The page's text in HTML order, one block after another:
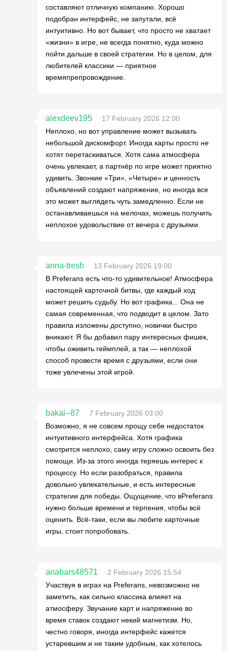
составляют отличную компанию. Хорошо
подобран интерфейс, не запутали, всё
интуитивно. Но вот бывает, что просто не хватает
«жизни» в игре, не всегда понятно, куда можно
пойти дальше в своей стратегии. Но в целом, для
любителей классики — приятное
времяпрепровождение.
alexdeev195
17 February 2026 12:00
Неплохо, но вот управление может вызывать
небольшой дискомфорт. Иногда карты просто не
хотят перетаскиваться. Хотя сама атмосфера
очень увлекает, а партнёр по игре может приятно
удивить. Звонкие «Три», «Четыре» и ценность
объявлений создают напряжение, но иногда все
это может выглядеть чуть замедленно. Если не
останавливаешься на мелочах, можешь получить
неплохое удовольствие от вечера с друзьями.
anna-tresh
13 February 2026 19:00
В Preferans есть что-то удивительное! Атмосфера
настоящей карточной битвы, где каждый ход
может решить судьбу. Но вот графика... Она не
самая современная, что подводит в целом. Зато
правила изложены доступно, новички быстро
вникают. Я бы добавил пару интересных фишек,
чтобы оживить геймплей, а так — неплохой
способ провести время с друзьями, если они
тоже увлечены этой игрой.
bakai--87
7 February 2026 03:00
Возможно, я не совсем прощу себе недостаток
интуитивного интерфейса. Хотя графика
смотрится неплохо, саму игру сложно освоить без
помощи. Из-за этого иногда теряешь интерес к
процессу. Но если разобраться, правила
довольно увлекательные, и есть интересные
стратегии для победы. Ощущение, что вPreferans
нужно больше времени и терпения, чтобы всё
оценить. Всё-таки, если вы любите карточные
игры, стоит попробовать.
anabars48571
2 February 2026 15:54
Участвуя в играх на Preferans, невозможно не
заметить, как сильно классика влияет на
атмосферу. Звучание карт и напряжение во
время ставок создают некий магнетизм. Но,
честно говоря, иногда интерфейс кажется
устаревшим и не таким удобным, как хотелось